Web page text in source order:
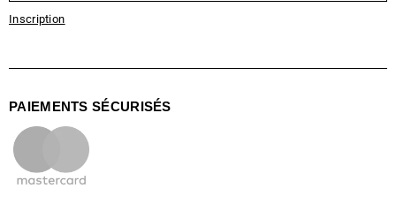
Inscription
PAIEMENTS SÉCURISÉS